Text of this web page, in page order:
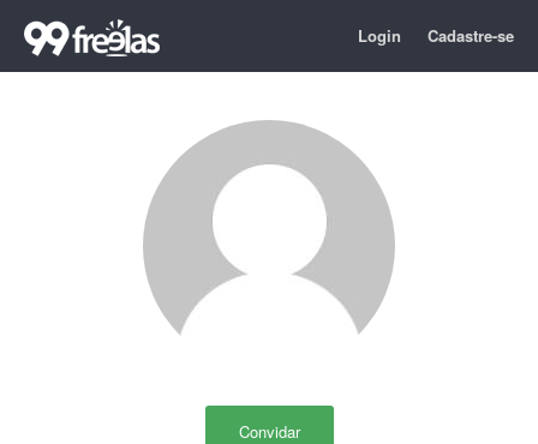
Login Cadastre-se
Convidar